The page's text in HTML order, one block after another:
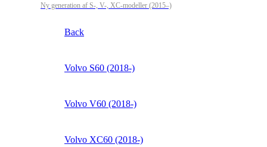
Ny generation af S-, V-, XC-modeller (2015–)
Back
Volvo S60 (2018-)
Volvo V60 (2018-)
Volvo XC60 (2018-)